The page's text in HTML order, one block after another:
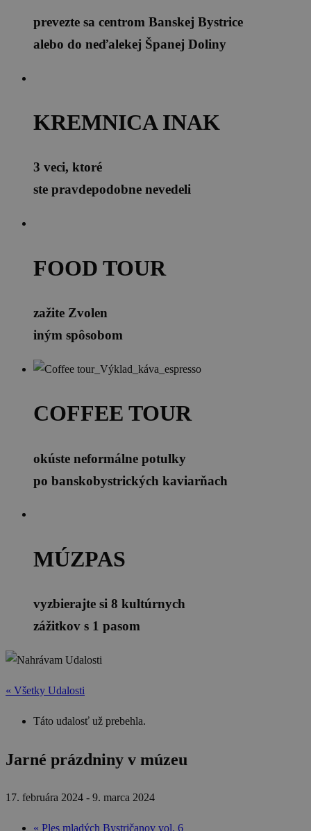
prevezte sa centrom Banskej Bystrice
alebo do neďalekej Španej Doliny
KREMNICA INAK
3 veci, ktoré
ste pravdepodobne nevedeli
FOOD TOUR
zažite Zvolen
iným spôsobom
COFFEE TOUR
okúste neformálne potulky
po banskobystrických kaviarňach
MÚZPAS
vyzbierajte si 8 kultúrnych
zážitkov s 1 pasom
« Všetky Udalosti
Táto udalosť už prebehla.
Jarné prázdniny v múzeu
17. februára 2024 - 9. marca 2024
« Ples mladých Bystričanov vol. 6